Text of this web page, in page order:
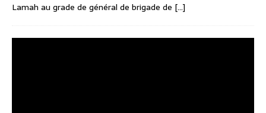
Lamah au grade de général de brigade de [...]